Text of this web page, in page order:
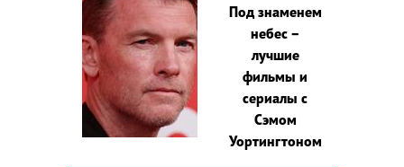
Под знаменем
небес –
лучшие
фильмы и
сериалы с
Сэмом
Уортингтоном